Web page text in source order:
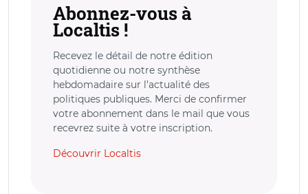
Abonnez-vous à
Localtis !
Recevez le détail de notre édition
quotidienne ou notre synthèse
hebdomadaire sur l’actualité des
politiques publiques. Merci de confirmer
votre abonnement dans le mail que vous
recevrez suite à votre inscription.
Découvrir Localtis